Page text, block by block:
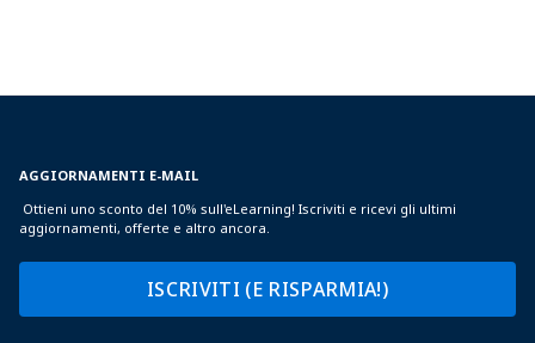
AGGIORNAMENTI E-MAIL
Ottieni uno sconto del 10% sull'eLearning! Iscriviti e ricevi gli ultimi
aggiornamenti, offerte e altro ancora.
ISCRIVITI (E RISPARMIA!)